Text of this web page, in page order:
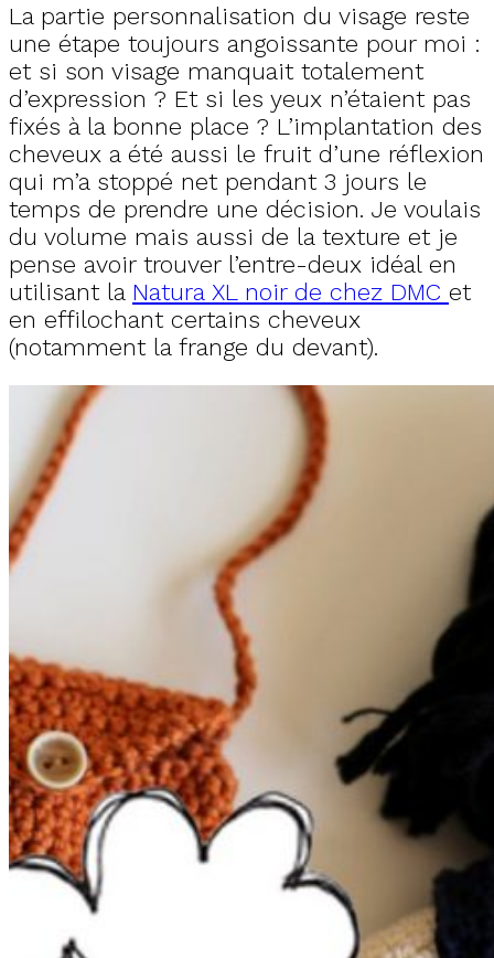
La partie personnalisation du visage reste
une étape toujours angoissante pour moi :
et si son visage manquait totalement
d’expression ? Et si les yeux n’étaient pas
fixés à la bonne place ? L’implantation des
cheveux a été aussi le fruit d’une réflexion
qui m’a stoppé net pendant 3 jours le
temps de prendre une décision. Je voulais
du volume mais aussi de la texture et je
pense avoir trouver l’entre-deux idéal en
utilisant la Natura XL noir de chez DMC et
en effilochant certains cheveux
(notamment la frange du devant).